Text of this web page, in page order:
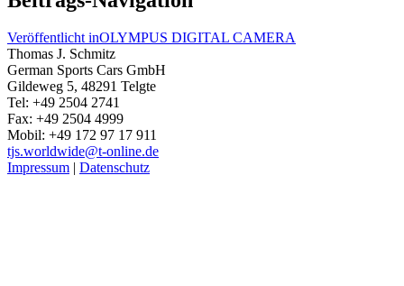
Veröffentlicht inOLYMPUS DIGITAL CAMERA
Thomas J. Schmitz
German Sports Cars GmbH
Gildeweg 5, 48291 Telgte
Tel: +49 2504 2741
Fax: +49 2504 4999
Mobil: +49 172 97 17 911
tjs.worldwide@t-online.de
Impressum | Datenschutz